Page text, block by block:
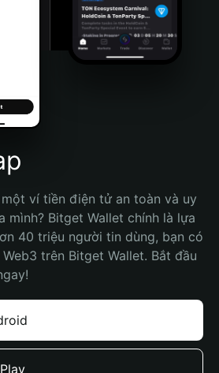
ví tiền điện tử an toàn và uy
mình? Bitget Wallet chính là lựa
40 triệu người tin dùng, bạn có
trên Bitget Wallet. Bắt đầu